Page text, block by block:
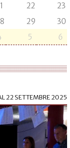
22
23
29
30
5 6
22 SETTEMBRE 2025